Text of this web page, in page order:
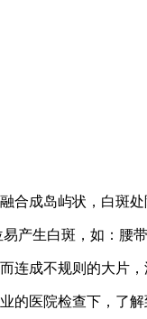
成岛屿状，白斑处
生白斑，如：腰带
成不规则的大片，
医院检查下，了解